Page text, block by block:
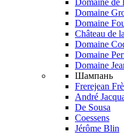
Domaine de
Domaine
Domaine
Château de
Domaine
Domaine
Domaine
Шампань
Frerejean
André
De Sousa
Coessens
Jérôme Blin